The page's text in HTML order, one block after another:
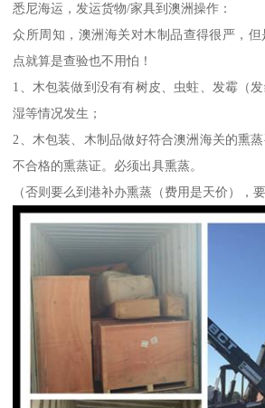
悉尼海运，发运货物/家具到澳洲操作：
众所周知，澳洲海关对木制品查得很严，
点就算是查验也不用怕！
1、木包装做到没有有树皮、虫蛀、发霉（
湿等情况发生；
2、木包装、木制品做好符合澳洲海关的熏
不合格的熏蒸证。必须出具熏蒸。
（否则要么到港补办熏蒸（费用是天价），